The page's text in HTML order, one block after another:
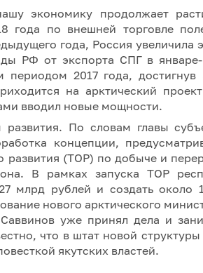
экономику продолжает
года по внешней торговле
года, Россия увеличила
РФ от экспорта СПГ в январе-
2017 года, достигнув
на арктический
вводил новые мощности.
По словам главы
концепции,
развития (ТОР) по добыче и
В рамках запуска ТОР
млрд рублей и создать около
нового арктического
уже принял дела и
что в штат новой структуры
якутских властей.